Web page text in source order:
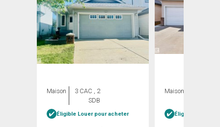
Maison
3 CAC , 2
SDB
Éligible Louer pour acheter
Maison
Éligible Louer